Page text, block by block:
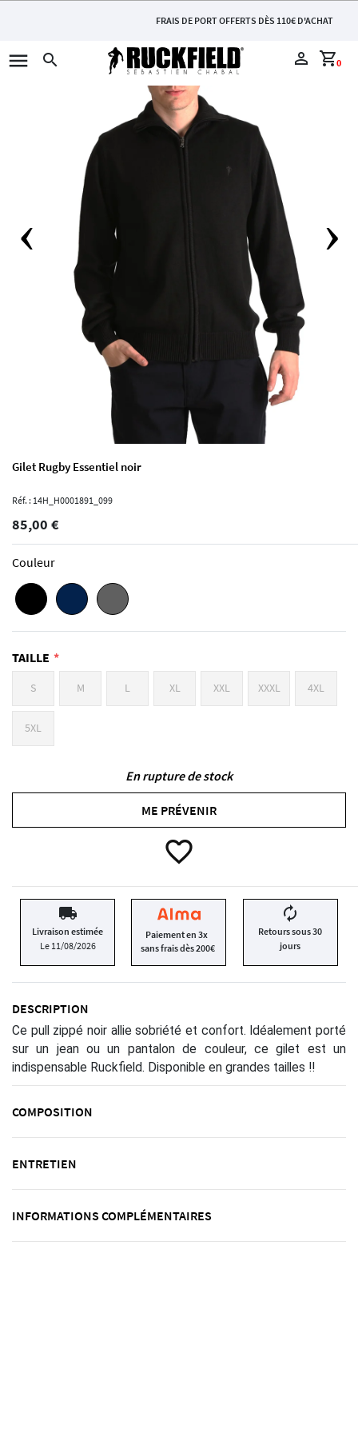
FRAIS DE PORT OFFERTS DÈS 110€ D'ACHAT
menu search perm_identity 0
shopping_cart
Gilet Rugby Essentiel noir
Réf. : 14H_H0001891_099
85,00 €
Couleur
TAILLE
S M L XL XXL XXXL 4XL
5XL
En rupture de stock
ME PRÉVENIR
favorite_border
local_shipping
Livraison estimée
Le 11/08/2026
Paiement en 3x
sans frais dès 200€
autorenew
Retours sous 30
jours
DESCRIPTION
Ce pull zippé noir allie sobriété et confort. Idéalement porté
sur un jean ou un pantalon de couleur, ce gilet est un
indispensable Ruckfield. Disponible en grandes tailles !!
COMPOSITION
ENTRETIEN
INFORMATIONS COMPLÉMENTAIRES